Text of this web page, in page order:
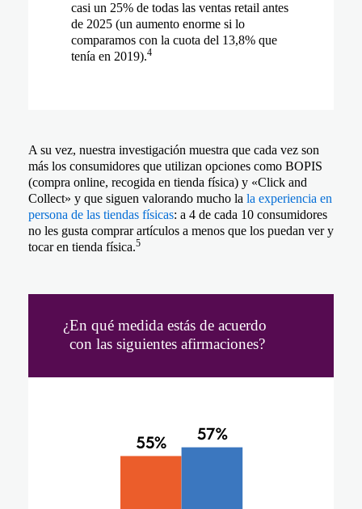
casi un 25% de todas las ventas retail antes
de 2025 (un aumento enorme si lo
comparamos con la cuota del 13,8% que
tenía en 2019).4
A su vez, nuestra investigación muestra que cada vez son
más los consumidores que utilizan opciones como BOPIS
(compra online, recogida en tienda física) y «Click and
Collect» y que siguen valorando mucho la la experiencia en
persona de las tiendas físicas: a 4 de cada 10 consumidores
no les gusta comprar artículos a menos que los puedan ver y
tocar en tienda física.5